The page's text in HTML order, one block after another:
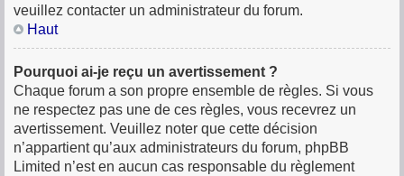
veuillez contacter un administrateur du forum.
Haut
Pourquoi ai-je reçu un avertissement ?
Chaque forum a son propre ensemble de règles. Si vous
ne respectez pas une de ces règles, vous recevrez un
avertissement. Veuillez noter que cette décision
n’appartient qu’aux administrateurs du forum, phpBB
Limited n’est en aucun cas responsable du règlement